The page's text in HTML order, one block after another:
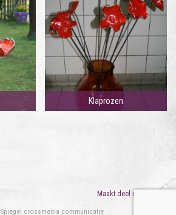
Klaprozen
Maakt deel uit van
Spiegel crossmedia communicatie